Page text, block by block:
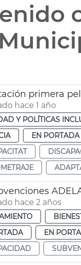
primera
hace 1 año
Y POLÍTICAS
EN PORTADA
hace 2 años
EN